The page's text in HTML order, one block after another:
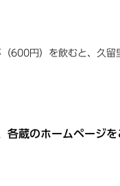
600円）を飲むと、久留
蔵のホームページを